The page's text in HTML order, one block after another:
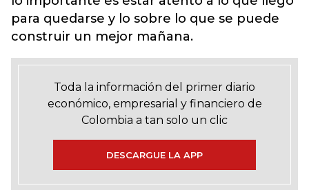
para quedarse y lo sobre lo que se puede
construir un mejor mañana.
Toda la información del primer diario
económico, empresarial y financiero de
Colombia a tan solo un clic
DESCARGUE LA APP